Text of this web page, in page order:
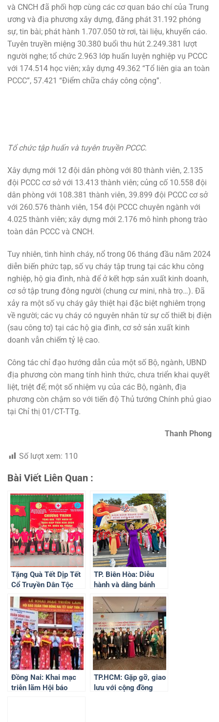
và CNCH đã phối hợp cùng các cơ quan báo chí của Trung
ương và địa phương xây dựng, đăng phát 31.192 phóng
sự, tin bài; phát hành 1.707.050 tờ rơi, tài liệu, khuyến cáo.
Tuyên truyền miệng 30.380 buổi thu hút 2.249.381 lượt
người nghe; tổ chức 2.963 lớp huấn luyện nghiệp vụ PCCC
với 174.514 học viên; xây dựng 49.362 “Tổ liên gia an toàn
PCCC”, 57.421 “Điểm chữa cháy công cộng”.
Tổ chức tập huấn và tuyên truyền PCCC.
Xây dựng mới 12 đội dân phòng với 80 thành viên, 2.135
đội PCCC cơ sở với 13.413 thành viên; củng cố 10.558 đội
dân phòng với 108.381 thành viên, 39.899 đội PCCC cơ sở
với 260.576 thành viên, 154 đội PCCC chuyên ngành với
4.025 thành viên; xây dựng mới 2.176 mô hình phong trào
toàn dân PCCC và CNCH.
Tuy nhiên, tình hình cháy, nổ trong 06 tháng đầu năm 2024
diễn biến phức tạp, số vụ cháy tập trung tại các khu công
nghiệp, hộ gia đình, nhà để ở kết hợp sản xuất kinh doanh,
cơ sở tập trung đông người (chung cư mini, nhà trọ…). Đã
xảy ra một số vụ cháy gây thiệt hại đặc biệt nghiêm trọng
về người; các vụ cháy có nguyên nhân từ sự cố thiết bị điện
(sau công tơ) tại các hộ gia đình, cơ sở sản xuất kinh
doanh vẫn chiếm tỷ lệ cao.
Công tác chỉ đạo hướng dẫn của một số Bộ, ngành, UBND
địa phương còn mang tính hình thức, chưa triển khai quyết
liệt, triệt để; một số nhiệm vụ của các Bộ, ngành, địa
phương còn chậm so với tiến độ Thủ tướng Chính phủ giao
tại Chỉ thị 01/CT-TTg.
Thanh Phong
Số lượt xem: 110
Bài Viết Liên Quan :
Tặng Quà Tết Dịp Tết
Cổ Truyền Dân Tộc
Xuân Giáp Thìn 2024
TP. Biên Hòa: Diễu
hành và dâng bánh
“kính nhớ tổ tiên” nhân
dịp Tết Nguyên Đán
2024
Đồng Nai: Khai mạc
triễn lãm Hội báo
TP.HCM: Gặp gỡ, giao
lưu với cộng đồng